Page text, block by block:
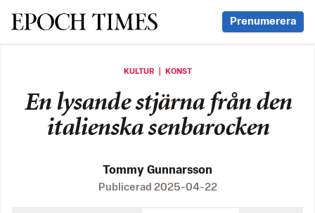
Svenska Epoch Times Prenumerera
KULTUR ｜ KONST
En lysande stjärna från den
italienska senbarocken
Tommy Gunnarsson
Publicerad 2025-04-22